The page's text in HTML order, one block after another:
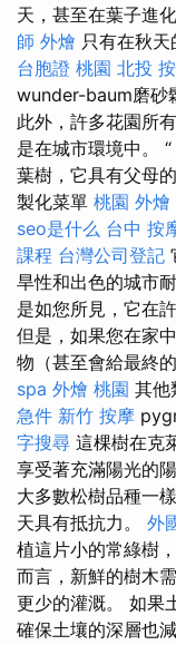
天，甚至在葉子進
師 外燴 只有在秋天
台胞證 桃園 北投
wunder-baum磨砂
此外，許多花園所
是在城市環境中。
葉樹，它具有父母
製化菜單 桃園 外燴
seo是什么 台中 按
課程 台灣公司登記
旱性和出色的城市
是如您所見，它在
但是，如果您在家
物（甚至會給最終
spa 外燴 桃園 其他
急件 新竹 按摩
字搜尋 這棵樹在克
享受著充滿陽光的
大多數松樹品種一
天具有抵抗力。 外
植這片小的常綠樹
而言，新鮮的樹木
更少的灌溉。 如果
確保土壤的深層也